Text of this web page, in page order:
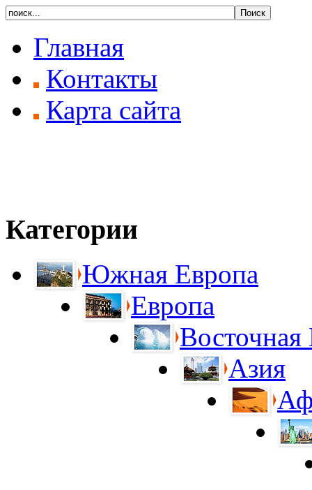
Главная
Контакты
Карта сайта
Категории
Южная Европа
Европа
Восточная
Азия